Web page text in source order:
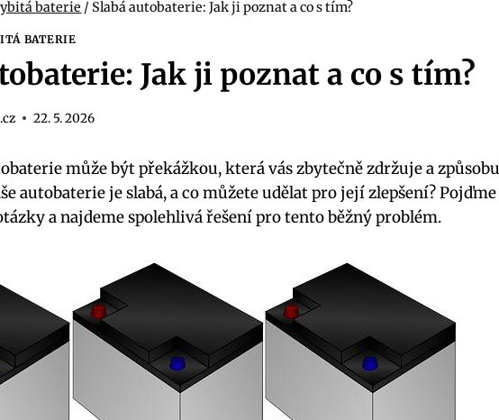
baterie / Slabá autobaterie: Jak ji poznat a co s tím?
BATERIE
Jak ji poznat a co s tím?
22. 5. 2026
může být překážkou, která vás‌ zbytečně zdržuje a
autobaterie je slabá, a co můžete udělat pro její zlepšení? Pojďme
a najdeme spolehlivá ​řešení ‍pro tento běžný‌ problém.